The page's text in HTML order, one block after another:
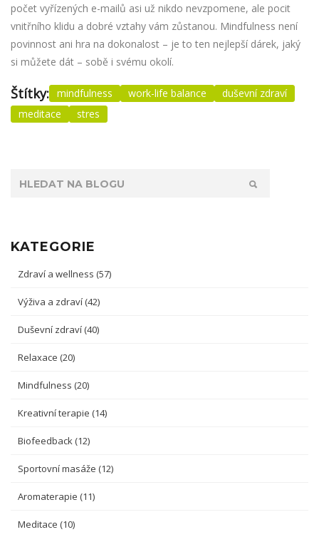
počet vyřízených e-mailů asi už nikdo nevzpomene, ale pocit
vnitřního klidu a dobré vztahy vám zůstanou. Mindfulness není
povinnost ani hra na dokonalost – je to ten nejlepší dárek, jaký
si můžete dát – sobě i svému okolí.
Štítky: mindfulness work-life balance
duševní zdraví
meditace
stres
KATEGORIE
Zdraví a wellness (57)
Výživa a zdraví (42)
Duševní zdraví (40)
Relaxace (20)
Mindfulness (20)
Kreativní terapie (14)
Biofeedback (12)
Sportovní masáže (12)
Aromaterapie (11)
Meditace (10)